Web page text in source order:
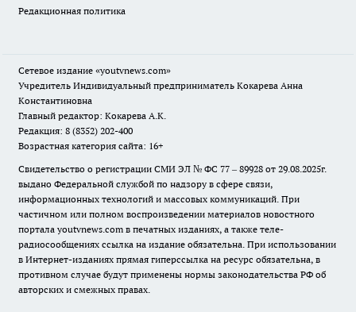
Редакционная политика
Сетевое издание «youtvnews.com»
Учредитель Индивидуальный предприниматель Кокарева Анна
Константиновна
Главный редактор: Кокарева А.К.
Редакция: 8 (8352) 202-400
Возрастная категория сайта: 16+
Свидетельство о регистрации СМИ ЭЛ № ФС 77 – 89928 от 29.08.2025г.
выдано Федеральной службой по надзору в сфере связи,
информационных технологий и массовых коммуникаций. При
частичном или полном воспроизведении материалов новостного
портала youtvnews.com в печатных изданиях, а также теле-
радиосообщениях ссылка на издание обязательна. При использовании
в Интернет-изданиях прямая гиперссылка на ресурс обязательна, в
противном случае будут применены нормы законодательства РФ об
авторских и смежных правах.